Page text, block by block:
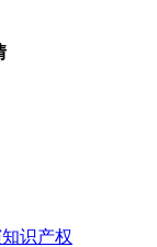
锁 车主换备胎离开
识产权